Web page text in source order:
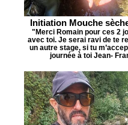
Initiation Mouche
"Merci Romain pour ces 2
avec toi. Je serai ravi de te
un autre stage, si tu
journée à toi Jean-